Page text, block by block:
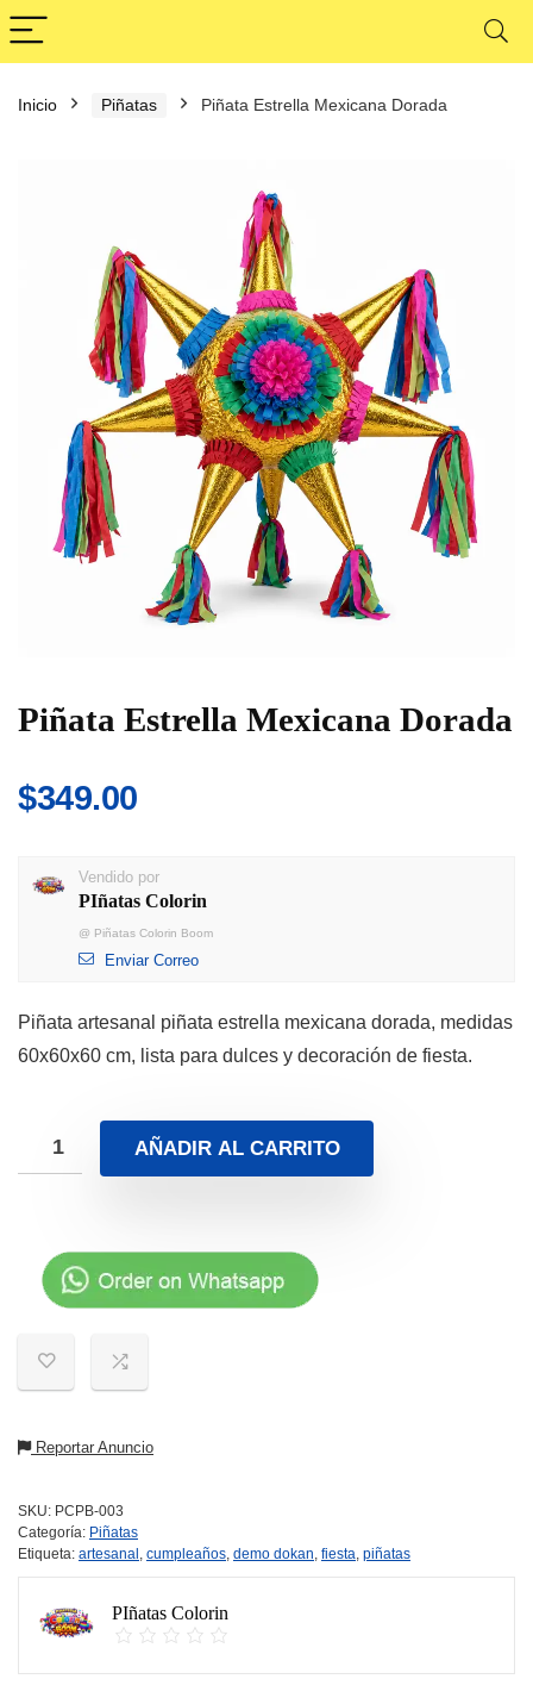
Inicio Piñatas Piñata Estrella Mexicana Dorada
Piñata Estrella Mexicana Dorada
$349.00
Vendido por
PIñatas Colorin
@ Piñatas Colorin Boom
Enviar Correo
Piñata artesanal piñata estrella mexicana dorada, medidas
60x60x60 cm, lista para dulces y decoración de fiesta.
AÑADIR AL CARRITO
Reportar Anuncio
SKU: PCPB-003
Categoría: Piñatas
Etiqueta: artesanal , cumpleaños, demo dokan, fiesta, piñatas
PIñatas Colorin